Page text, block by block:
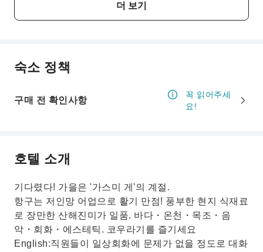
더 보기
숙소 정책
구매 전 확인사항
꼭 읽어주세
요!
호텔 소개
기다렸다! 가을은 '가스미 게'의 계절.
항구는 저인망 어업으로 활기 만점! 풍부한 현지 식재료
로 장만한 산해진미가 일품. 바다・온천・목조・음
악・회화・에스테틱. 코우라기를 즐기세요
English:직원들이 일상회화에 문제가 없을 정도로 대화